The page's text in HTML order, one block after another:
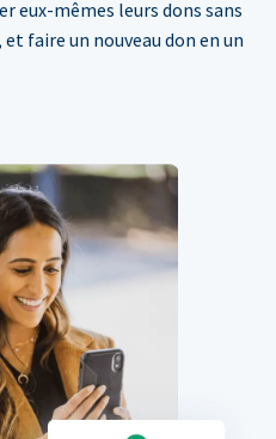
eux-mêmes leurs dons sans
faire un nouveau don en un